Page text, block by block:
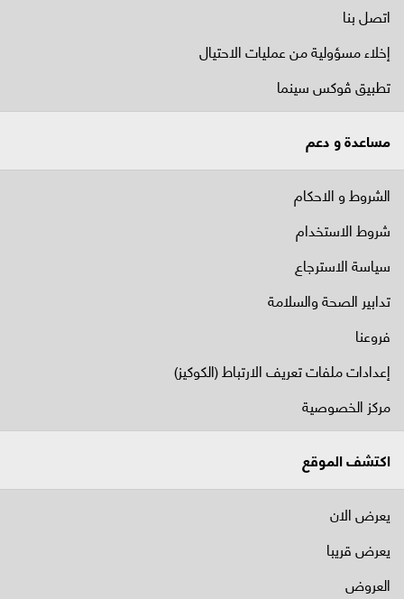
اتصل بنا
إخلاء مسؤولية من عمليات الاحتيال
تطبيق ڤوكس سينما
مساعدة و دعم
الشروط و الاحكام
شروط الاستخدام
سياسة الاسترجاع
تدابير الصحة والسلامة
فروعنا
إعدادات ملفات تعريف الارتباط (الكوكيز)
مركز الخصوصية
اكتشف الموقع
يعرض الان
يعرض قريبا
العروض